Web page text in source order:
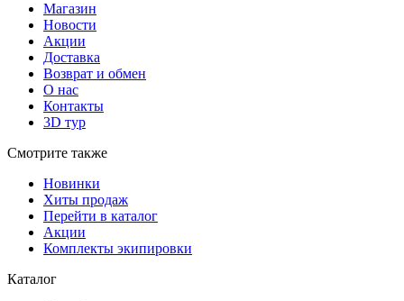
Магазин
Новости
Акции
Доставка
Возврат и обмен
О нас
Контакты
3D тур
Смотрите также
Новинки
Хиты продаж
Перейти в каталог
Акции
Комплекты экипировки
Каталог